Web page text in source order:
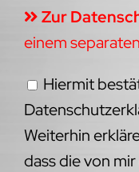
Zur
einem
Hiermit
Weiterhin
dass die von